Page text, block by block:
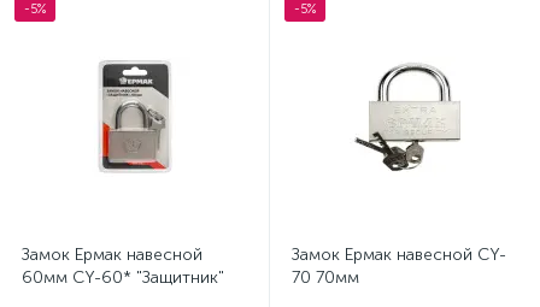
-5%
Замок Ермак навесной
60мм СY-60* "Защитник"
-5%
Замок Ермак навесной CY-
70 70мм